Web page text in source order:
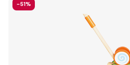
-51%